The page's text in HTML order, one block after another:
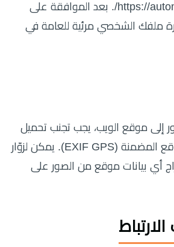
https://automattic.com/privacy/. بعد الموافقة على
ملفك الشخصي مرئية للعامة في
إلى موقع الويب، يجب تجنب تحميل
الصور مع بيانات الموقع المضمنة (EXIF GPS). يمكن لزوّار
أي بيانات موقع من الصور على